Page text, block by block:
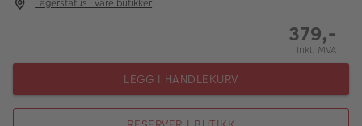
Inspirasjon
Lagerstatus i våre butikker
379,-
Inkl. MVA
LEGG I HANDLEKURV